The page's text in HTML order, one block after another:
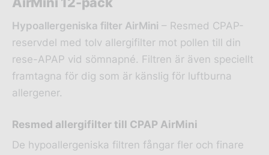
Hypoallergeniska filter AirMini – Resmed CPAP-
reservdel med tolv allergifilter mot pollen till din
rese-APAP vid sömnapné. Filtren är även speciellt
framtagna för dig som är känslig för luftburna
allergener.
Resmed allergifilter till CPAP AirMini
De hypoallergeniska filtren fångar fler och finare